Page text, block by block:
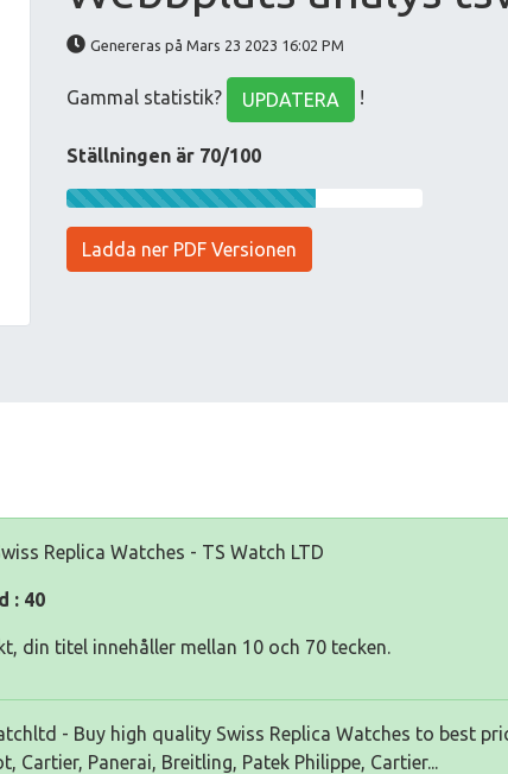
Genereras på Mars 23 2023 16:02 PM
Gammal statistik? UPDATERA !
Ställningen är 70/100
Ladda ner PDF Versionen
Replica Watches - TS Watch LTD
: 40
din titel innehåller mellan 10 och 70 tecken.
- Buy high quality Swiss Replica Watches to best
Cartier, Panerai, Breitling, Patek Philippe, Cartier...